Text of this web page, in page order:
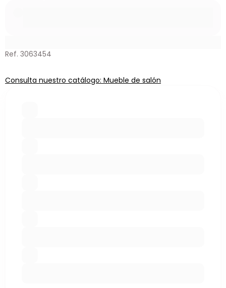
Ref. 3063454
Consulta nuestro catálogo: Mueble de salón